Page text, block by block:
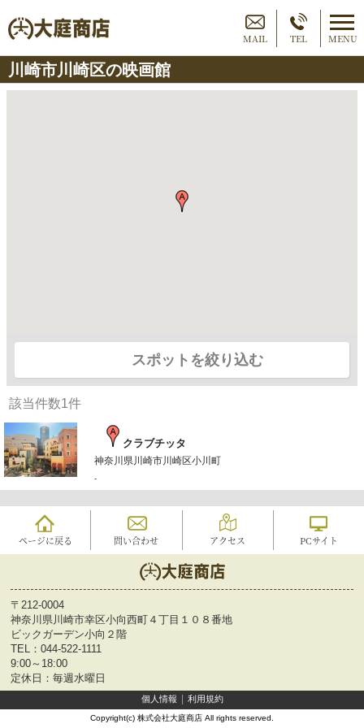
MAIL TEL MENU
川崎市川崎区の映画館
スポットを絞り込む
該当件数1件
クラブチッタ
神奈川県川崎市川崎区小川町
-
ページに戻る 問い合わせ アクセス PCサイト
〒212-0004
神奈川県川崎市幸区小向西町４丁目１０８番地
ビックガーデン小向２階
TEL： 044-522-1111
9:00～18:00
定休日：毎週水曜日
個人情報 利用規約
Copyright(c) 株式会社大庭商店 All rights reserved.